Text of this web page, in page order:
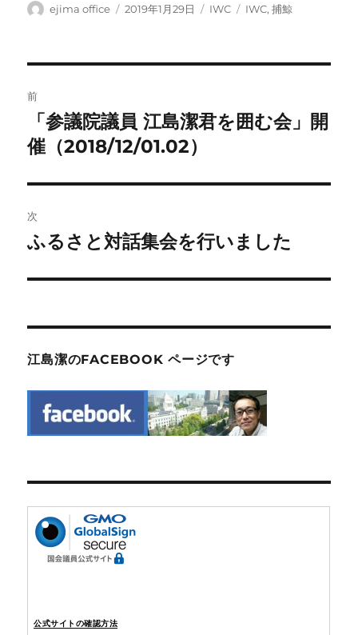
投
ejima office
投
2019年1月29日
カ
IWC
タ
IWC,捕鯨
稿
ナ
ビ
ゲ
ー
シ
ン
前
前
の
稿:
「参議院議員 江島潔君を囲む会」開
催（2018/12/01.02）
次
次
投
ふるさと対話集会を行いました
江島潔のFACEBOOK ページです
公式サイトの確認方法